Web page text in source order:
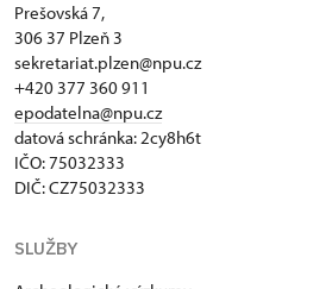
Prešovská 7,
306 37 Plzeň 3
sekretariat.plzen@npu.cz
+420 377 360 911
epodatelna@npu.cz
datová schránka: 2cy8h6t​
IČO: 75032333
DIČ: CZ75032333
SLUŽBY